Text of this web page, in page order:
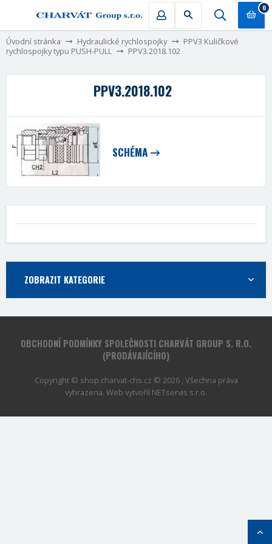
0
Úvodní stránka Hydraulické rychlospojky
PPV3 Kuličkové
rychlospojky typu PUSH-PULL
PPV3.2018.102
PPV3.2018.102
SCHÉMA
ZOBRAZIT KATEGORIE
OBCHODNÍ PODMÍNKY SPOLEČNOSTI CHARVÁT GROUP S. R.O.
(PRODÁVAJÍCÍHO)
Copyright © shop.charvat-chs.cz © 2026 , Všechna práva
vyhrazena. Web vytvořil NETservis s.r.o.